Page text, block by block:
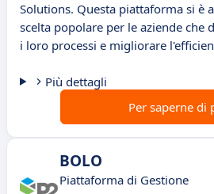
Solutions. Questa piattaforma si è
scelta popolare per le aziende che
i loro processi e migliorare
Più dettagli
Per saperne di
BOLO
Piattaforma di Gestione